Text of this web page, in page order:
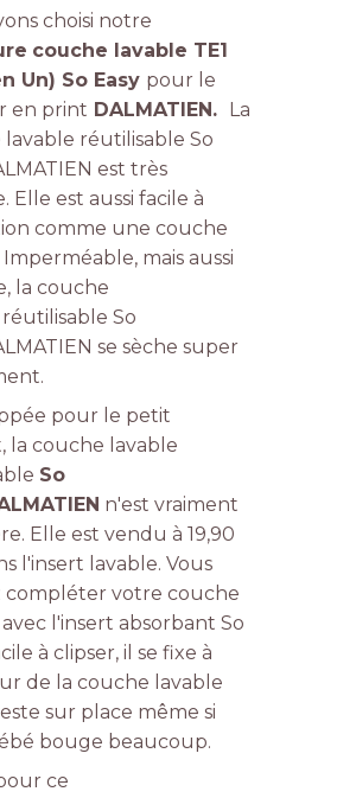
choisi notre
couche lavable TE1
Un) So Easy pour le
en print DALMATIEN.
La
réutilisable So
est très
Elle est aussi facile à
comme une couche
mais aussi
la couche
réutilisable So
se sèche super
pour le petit
la couche lavable
So
n'est vraiment
Elle est vendu à 19,90
l'insert lavable. Vous
compléter votre couche
avec l'insert absorbant So
à clipser, il se fixe à
de la couche lavable
sur place même si
bouge beaucoup.
ce